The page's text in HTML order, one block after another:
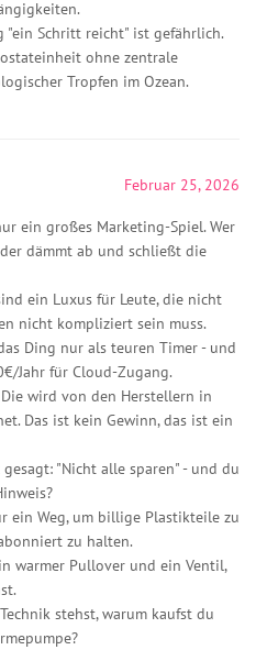
"ein Schritt reicht" ist gefährlich.
ohne zentrale
Tropfen im Ozean.
Februar 25, 2026
ein großes Marketing-Spiel. Wer
dämmt ab und schließt die
ein Luxus für Leute, die nicht
nicht kompliziert sein muss.
Ding nur als teuren Timer - und
Jahr für Cloud-Zugang.
wird von den Herstellern in
Das ist kein Gewinn, das ist ein
"Nicht alle sparen" - und du
ein Weg, um billige Plastikteile zu
zu halten.
warmer Pullover und ein Ventil,
stehst, warum kaufst du